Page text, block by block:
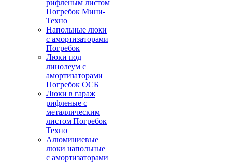
рифленым листом
Погребок Мини-
Техно
Напольные люки
с амортизаторами
Погребок
Люки под
линолеум с
амортизаторами
Погребок ОСБ
Люки в гараж
рифленые с
металлическим
листом Погребок
Техно
Алюминиевые
люки напольные
с амортизаторами